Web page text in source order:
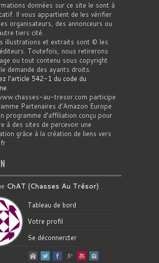
données sur ce site le sont à
Il vous appartient de les vérifier
organisateurs, des annonceurs ou
tiers cité.
illustrations et extraits sont © les
Toutefois, nous retirerons
ou tout contenu sous copyright
demande des ayants droits.
l'article 542-1 du code du
.
au-tresor.com participe
Partenaires d’Amazon Europe
programme d’affiliation conçu pour
à des sites de percevoir une
grâce à la création de liens vers
ChAT (Chasses Au Trésor) .
Tableau de bord
Votre profil
Se déconnercter